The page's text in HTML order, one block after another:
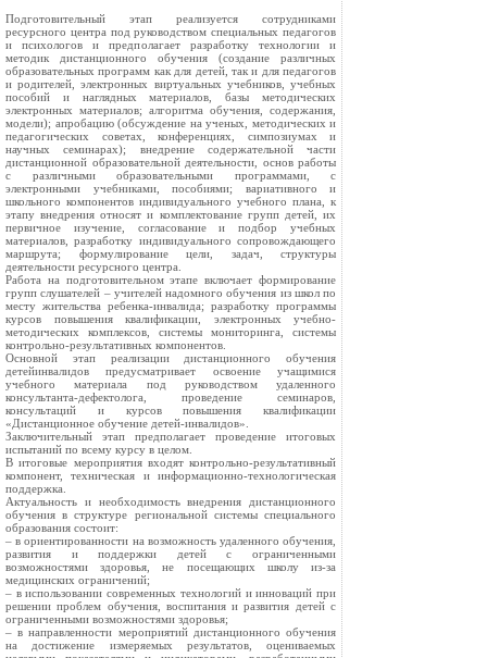
Подготовительный этап реализуется сотрудниками
ресурсного центра под руководством специальных педагогов
и психологов и предполагает разработку технологии и
методик дистанционного обучения (создание различных
образовательных программ как для детей, так и для педагогов
и родителей, электронных виртуальных учебников, учебных
пособий и наглядных материалов, базы методических
электронных материалов; алгоритма обучения, содержания,
модели); апробацию (обсуждение на ученых, методических и
педагогических советах, конференциях, симпозиумах и
научных семинарах); внедрение содержательной части
дистанционной образовательной деятельности, основ работы
с различными образовательными программами, с
электронными учебниками, пособиями; вариативного и
школьного компонентов индивидуального учебного плана, к
этапу внедрения относят и комплектование групп детей, их
первичное изучение, согласование и подбор учебных
материалов, разработку индивидуального сопровождающего
маршрута; формулирование цели, задач, структуры
деятельности ресурсного центра.
Работа на подготовительном этапе включает формирование
групп слушателей – учителей надомного обучения из школ по
месту жительства ребенка-инвалида; разработку программы
курсов повышения квалификации, электронных учебно-
методических комплексов, системы мониторинга, системы
контрольно-результативных компонентов.
Основной этап реализации дистанционного обучения
детейинвалидов предусматривает освоение учащимися
учебного материала под руководством удаленного
консультанта-дефектолога, проведение семинаров,
консультаций и курсов повышения квалификации
«Дистанционное обучение детей-инвалидов».
Заключительный этап предполагает проведение итоговых
испытаний по всему курсу в целом.
В итоговые мероприятия входят контрольно-результативный
компонент, техническая и информационно-технологическая
поддержка.
Актуальность и необходимость внедрения дистанционного
обучения в структуре региональной системы специального
образования состоит:
– в ориентированности на возможность удаленного обучения,
развития и поддержки детей с ограниченными
возможностями здоровья, не посещающих школу из-за
медицинских ограничений;
– в использовании современных технологий и инноваций при
решении проблем обучения, воспитания и развития детей с
ограниченными возможностями здоровья;
– в направленности мероприятий дистанционного обучения
на достижение измеряемых результатов, оцениваемых